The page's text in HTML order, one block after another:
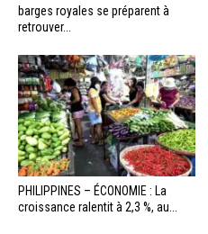
barges royales se préparent à
retrouver...
PHILIPPINES – ÉCONOMIE : La
croissance ralentit à 2,3 %, au...